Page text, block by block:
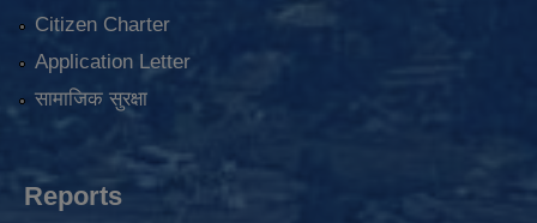
Citizen Charter
Application Letter
सामाजिक सुरक्षा
Reports